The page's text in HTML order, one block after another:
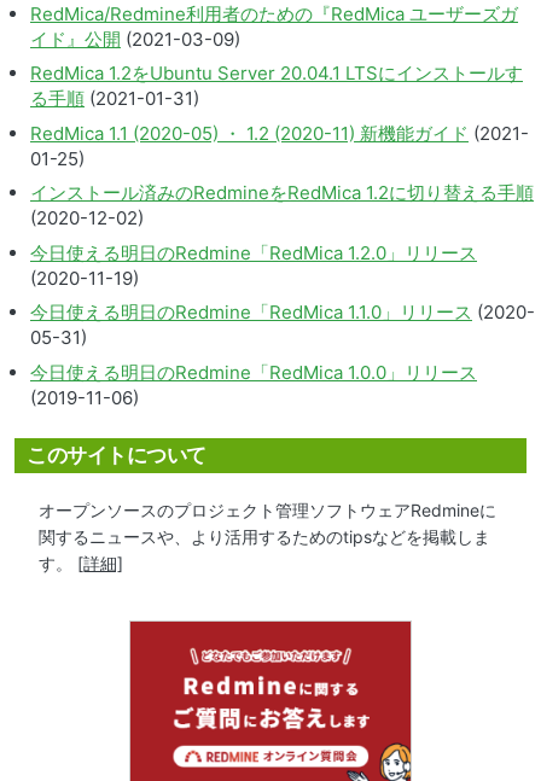
RedMica/Redmine利用者のための『RedMica ユーザーズガ
イド』公開 (2021-03-09)
RedMica 1.2をUbuntu Server 20.04.1 LTSにインストールす
る手順 (2021-01-31)
RedMica 1.1 (2020-05) ・ 1.2 (2020-11) 新機能ガイド (2021-
01-25)
インストール済みのRedmineをRedMica 1.2に切り替える手順
(2020-12-02)
今日使える明日のRedmine「RedMica 1.2.0」リリース
(2020-11-19)
今日使える明日のRedmine「RedMica 1.1.0」リリース (2020-
05-31)
今日使える明日のRedmine「RedMica 1.0.0」リリース
(2019-11-06)
このサイトについて
オープンソースのプロジェクト管理ソフトウェアRedmineに
関するニュースや、より活用するためのtipsなどを掲載しま
す。 [詳細]